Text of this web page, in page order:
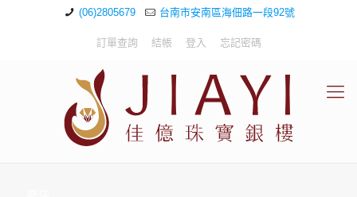
(06)2805679 台南市安南區海佃路一段92號
訂單查詢 結帳 登入 忘記密碼